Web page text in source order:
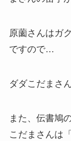
原薗さんはガ
ですので…
ダダこだまさ
また、伝書鳩
こだまさんは「